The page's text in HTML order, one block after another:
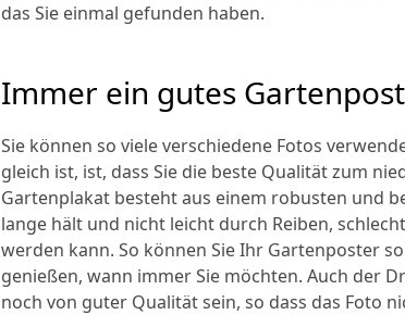
das Sie einmal gefunden haben.
Immer ein gutes
Sie können so viele verschiedene Fotos
gleich ist, ist, dass Sie die beste Qualität zum
Gartenplakat besteht aus einem robusten und
lange hält und nicht leicht durch Reiben,
werden kann. So können Sie Ihr Gartenposter
genießen, wann immer Sie möchten. Auch der
noch von guter Qualität sein, so dass das Foto